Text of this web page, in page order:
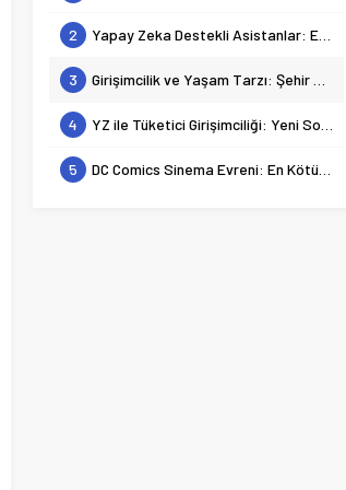
2 Yapay Zeka Destekli Asistanlar: Elon Musk’tan Romantik Bir Hamle mi?
3 Girişimcilik ve Yaşam Tarzı: Şehir Değişiminin Nedenleri ve Etkileri
4 YZ ile Tüketici Girişimciliği: Yeni Sosyal Bağlantılar
5 DC Comics Sinema Evreni: En Kötülerden En İyilerine Bir Bakış